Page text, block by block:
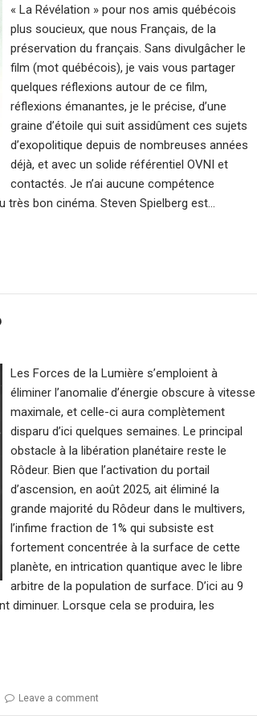
« La Révélation » pour nos amis québécois
plus soucieux, que nous Français, de la
préservation du français. Sans divulgâcher le
film (mot québécois), je vais vous partager
quelques réflexions autour de ce film,
réflexions émanantes, je le précise, d’une
graine d’étoile qui suit assidûment ces sujets
d’exopolitique depuis de nombreuses années
déjà, et avec un solide référentiel OVNI et
contactés. Je n’ai aucune compétence
bon cinéma. Steven Spielberg est…
Les Forces de la Lumière s’emploient à
éliminer l’anomalie d’énergie obscure à vitesse
maximale, et celle-ci aura complètement
disparu d’ici quelques semaines. Le principal
obstacle à la libération planétaire reste le
Rôdeur. Bien que l’activation du portail
d’ascension, en août 2025, ait éliminé la
grande majorité du Rôdeur dans le multivers,
l’infime fraction de 1% qui subsiste est
fortement concentrée à la surface de cette
planète, en intrication quantique avec le libre
arbitre de la population de surface. D’ici au 9
diminuer. Lorsque cela se produira, les
Leave a comment